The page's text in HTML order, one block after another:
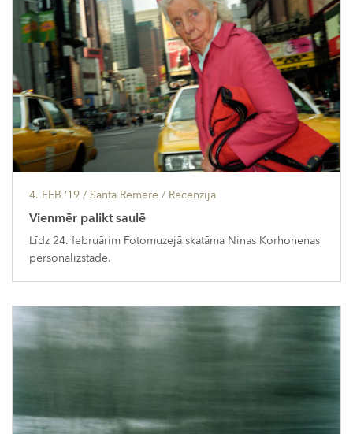
4. FEB ’19 / Santa Remere / Recenzija
Vienmēr palikt saulē
Līdz 24. februārim Fotomuzejā skatāma Ninas Korhonenas
personālizstāde.